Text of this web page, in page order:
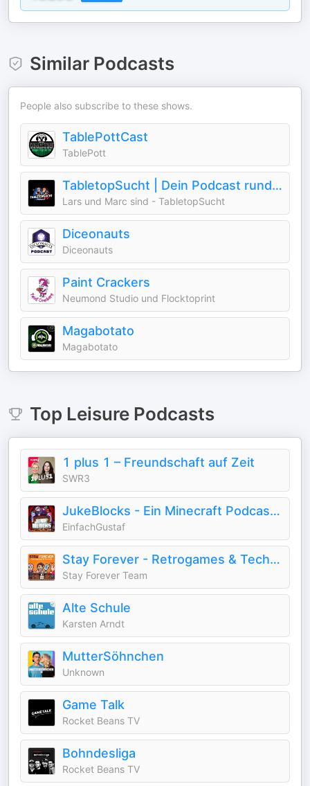
Similar Podcasts
People also subscribe to these shows.
TablePottCast
TablePott
TabletopSucht | Dein Podcast rund um Miniaturen und Hobby!
Lars und Marc sind - TabletopSucht
Diceonauts
Diceonauts
Paint Crackers
Neumond Studio und Flocktoprint
Magabotato
Magabotato
Top LeisurePodcasts
1 plus 1 – Freundschaft auf Zeit
SWR3
JukeBlocks - Ein Minecraft Podcast mit EinfachGustaf
EinfachGustaf
Stay Forever - Retrogames & Technik
Stay Forever Team
Alte Schule
Karsten Arndt
MutterSöhnchen
Unknown
Game Talk
Rocket Beans TV
Bohndesliga
Rocket Beans TV